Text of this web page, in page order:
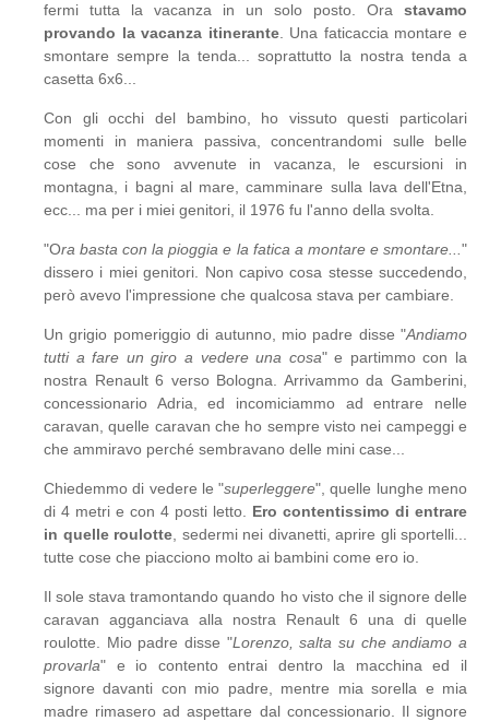
fermi tutta la vacanza in un solo posto. Ora stavamo
provando la vacanza itinerante. Una faticaccia montare e
smontare sempre la tenda... soprattutto la nostra tenda a
casetta 6x6...
Con gli occhi del bambino, ho vissuto questi particolari
momenti in maniera passiva, concentrandomi sulle belle
cose che sono avvenute in vacanza, le escursioni in
montagna, i bagni al mare, camminare sulla lava dell'Etna,
ecc... ma per i miei genitori, il 1976 fu l'anno della svolta.
"Ora basta con la pioggia e la fatica a montare e smontare... "
dissero i miei genitori. Non capivo cosa stesse succedendo,
però avevo l'impressione che qualcosa stava per cambiare.
Un grigio pomeriggio di autunno, mio padre disse "Andiamo
tutti a fare un giro a vedere una cosa" e partimmo con la
nostra Renault 6 verso Bologna. Arrivammo da Gamberini,
concessionario Adria, ed incomiciammo ad entrare nelle
caravan, quelle caravan che ho sempre visto nei campeggi e
che ammiravo perché sembravano delle mini case...
Chiedemmo di vedere le "superleggere", quelle lunghe meno
di 4 metri e con 4 posti letto. Ero contentissimo di entrare
in quelle roulotte , sedermi nei divanetti, aprire gli sportelli...
tutte cose che piacciono molto ai bambini come ero io.
Il sole stava tramontando quando ho visto che il signore delle
caravan agganciava alla nostra Renault 6 una di quelle
roulotte. Mio padre disse "Lorenzo, salta su che andiamo a
provarla" e io contento entrai dentro la macchina ed il
signore davanti con mio padre, mentre mia sorella e mia
madre rimasero ad aspettare dal concessionario. Il signore